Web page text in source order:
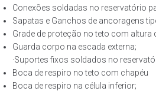
Conexões soldadas no reservatório
Sapatas e Ganchos de ancoragens
Grade de proteção no teto com altura
Guarda corpo na escada externa;
·Suportes fixos soldados no
Boca de respiro no teto com chapéu
Boca de respiro na célula inferior;